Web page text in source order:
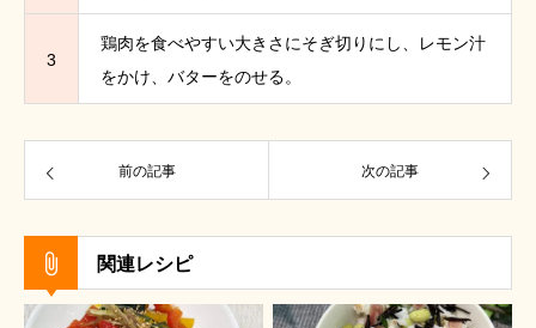
3
鶏肉を食べやすい大きさにそぎ切りにし、レモン汁
をかけ、バターをのせる。
前の記事 次の記事
関連レシピ